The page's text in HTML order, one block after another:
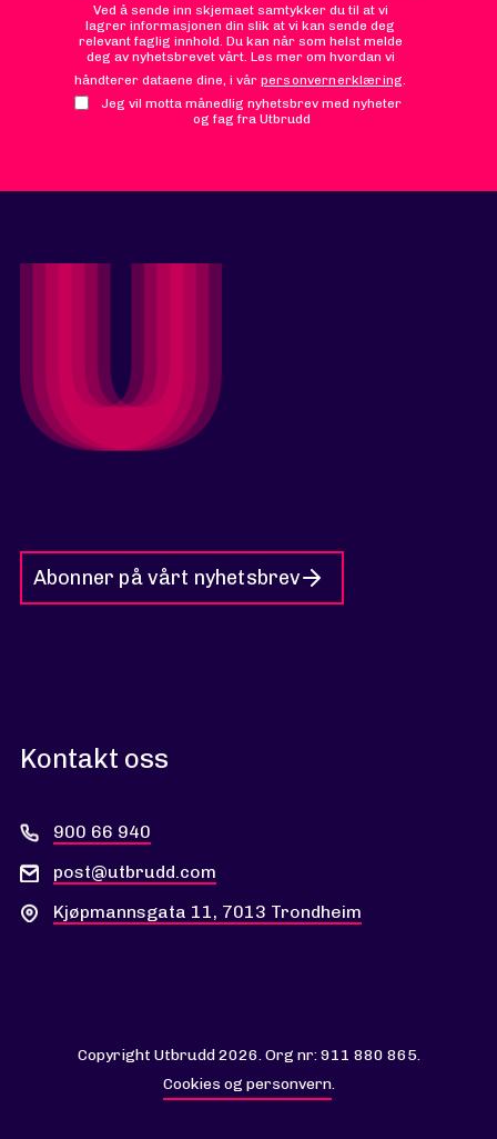
Ved å sende inn skjemaet samtykker du til at vi
lagrer informasjonen din slik at vi kan sende deg
relevant faglig innhold. Du kan når som helst melde
deg av nyhetsbrevet vårt. Les mer om hvordan vi
håndterer dataene dine, i vår personvernerklæring
Jeg vil motta månedlig nyhetsbrev med nyheter
og fag fra Utbrudd
Abonner på vårt nyhetsbrev
Kontakt oss
900 66 940
post@utbrudd.com
Kjøpmannsgata 11, 7013 Trondheim
Copyright Utbrudd 2026. Org nr: 911 880 865.
Cookies og personvern.